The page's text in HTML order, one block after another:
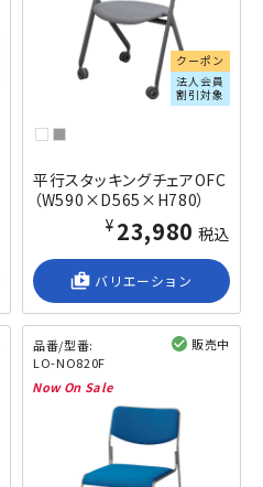
クーポン
法人会員
割引対象
平行スタッキングチェアOFC
（W590×D565×H780）
¥23,980 税込
shop_2 バリエーション
品番/型番:
LO-NO820F
販売中